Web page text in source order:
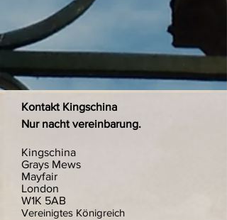
Kontakt Kingschina
Nur nacht vereinbarung.
Kingschina
Grays Mews
Mayfair
London
W1K 5AB
Vereinigtes Königreich